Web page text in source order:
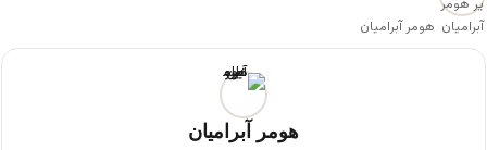
هومر آبرامیان
هومر آبرامیان